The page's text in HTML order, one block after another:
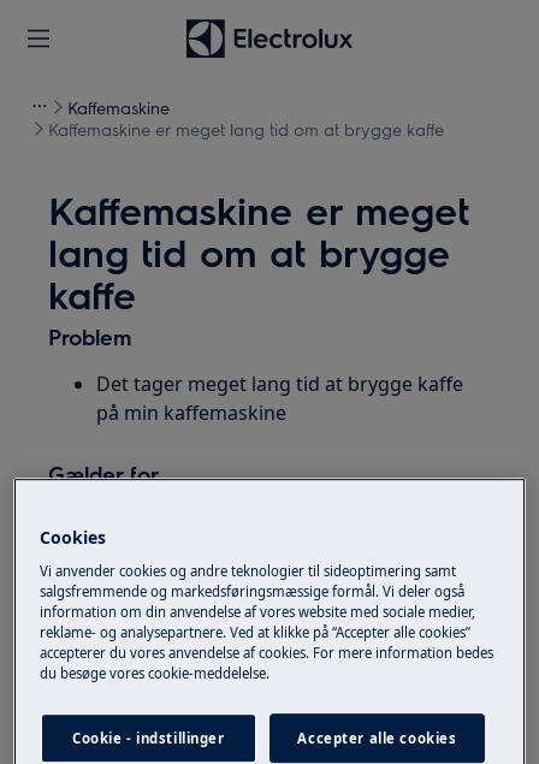
Kaffemaskine
Kaffemaskine er meget lang tid om at brygge kaffe
Kaffemaskine er meget
lang tid om at brygge
kaffe
Problem
Det tager meget lang tid at brygge kaffe
på min kaffemaskine
Gælder for
Løsning
Hvis kaffemaskinen er længe om at lave
kaffe er problemet ofte, at maskinen skal
afkalkes.
Det anbefales at afkalke kedlen hver 3.
Cookies
Vi anvender cookies og andre teknologier til sideoptimering samt
salgsfremmende og markedsføringsmæssige formål. Vi deler også
information om din anvendelse af vores website med sociale medier,
reklame- og analysepartnere. Ved at klikke på “Accepter alle cookies”
accepterer du vores anvendelse af cookies. For mere information bedes
du besøge vores cookie-meddelelse.
Cookie - indstillinger Accepter alle cookies